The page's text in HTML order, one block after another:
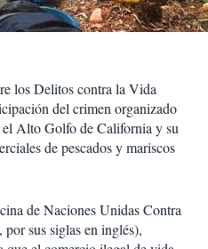
los Delitos contra la Vida
del crimen organizado
Alto Golfo de California y su
de pescados y mariscos
de Naciones Unidas Contra
sus siglas en inglés),